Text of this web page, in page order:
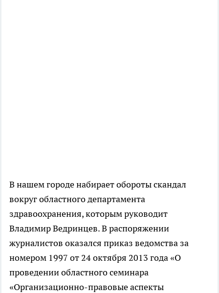
В нашем городе набирает обороты скандал
вокруг областного департамента
здравоохранения, которым руководит
Владимир Ведринцев. В распоряжении
журналистов оказался приказ ведомства за
номером 1997 от 24 октября 2013 года «О
проведении областного семинара
«Организационно-правовые аспекты